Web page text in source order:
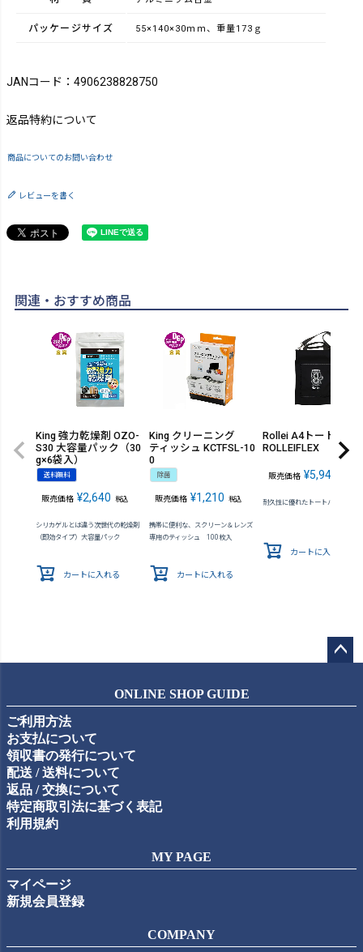
パッケージサイズ 55×140×30ｍｍ、重量173ｇ
JANコード：4906238828750
返品特約について
商品についてのお問い合わせ
レビューを書く
関連・おすすめ商品
King 強力乾燥剤 OZO-
S30 大容量パック（30
g×6袋入）
送料無料
販売価格 ¥2,640 税込
シリカゲルとは違う次世代の乾燥剤
（即効タイプ）大容量パック
カートに入れる
King クリーニング
ティッシュ KCTFSL-10
0
除菌
販売価格 ¥1,210 税込
携帯に便利な、スクリーン＆レンズ
専用のティッシュ 100枚入
カートに入れる
Rollei A4トートバッ
ROLLEIFLEX
販売価格 ¥5,940
耐久性に優れたトートバッグ
カートに入れる
ップ
ONLINE SHOP GUIDE
ご利用方法
お支払について
領収書の発行について
配送 / 送料について
返品 / 交換について
特定商取引法に基づく表記
利用規約
MY PAGE
マイページ
新規会員登録
COMPANY